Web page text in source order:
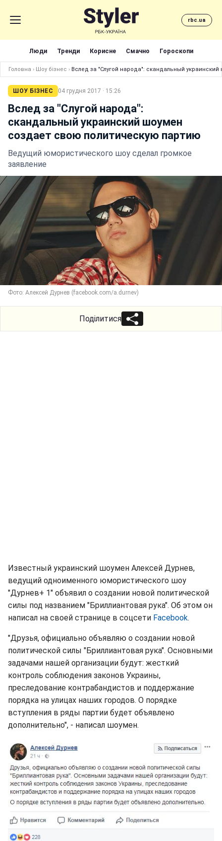
rbc.ua
Люди Тренди Корисне Смачно Гороскопи
Головна › Шоу бізнес › Вслед за "Слугой народа": скандальный
ШОУ БІЗНЕС 04 грудня 2017 · 15:26
Вслед за "Слугой народа":
скандальный украинский шоумен
создает свою политическую партию
Ведущий юмористического шоу сделал громкое
заявление
Фото: Алексей Дурнев (facebook.com/a.durnev)
Поділитися
Известный украинский шоумен Алексей Дурнев,
ведущий одноименного юмористического шоу
"Дурнев+ 1" объявил о создании новой политической
силы под названием "Бриллиантовая рука". Об этом он
написал на своей странице в соцсети Facebook.
"Друзья, официально объявляю о создании новой
политической силы "Бриллиантовая рука". Основными
задачами нашей организации будут: жесткий
контроль соблюдения законов Украины,
преследование контрабандистов и поддержание
порядка на улицах наших городов. О порядке
вступления в ряды партии будет объявлено
дополнительно", - написал шоумен.